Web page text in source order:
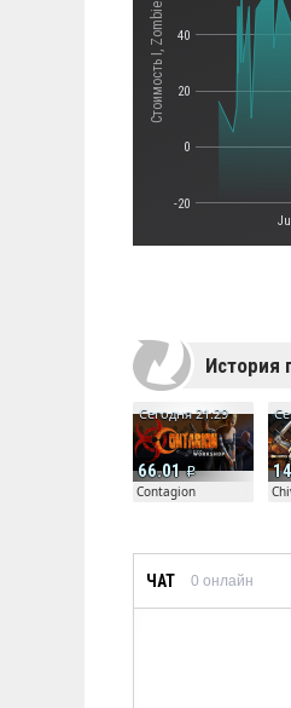
Стоимость I, Zombie
-20
0
20
40
История
66.01
Сегодня 21:29
Contagion
ЧАТ 0 онлайн